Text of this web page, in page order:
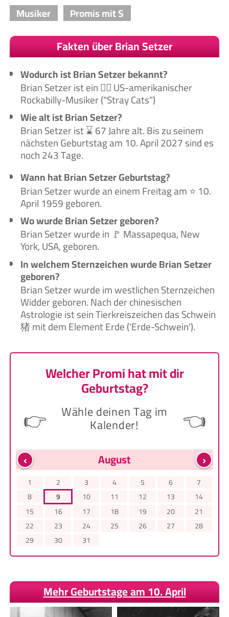
Musiker
Promis mit S
Fakten über Brian Setzer
Wodurch ist Brian Setzer bekannt?
Brian Setzer ist ein 🙋‍♂️ US-amerikanischer
Rockabilly-Musiker ("Stray Cats")
Wie alt ist Brian Setzer?
Brian Setzer ist ⌛ 67 Jahre alt. Bis zu seinem
nächsten Geburtstag am 10. April 2027 sind es
noch 243 Tage.
Wann hat Brian Setzer Geburtstag?
Brian Setzer wurde an einem Freitag am ⭐ 10.
April 1959 geboren.
Wo wurde Brian Setzer geboren?
Brian Setzer wurde in 🚩 Massapequa, New
York, USA, geboren.
In welchem Sternzeichen wurde Brian Setzer
geboren?
Brian Setzer wurde im westlichen Sternzeichen
Widder geboren. Nach der chinesischen
Astrologie ist sein Tierkreiszeichen das Schwein
猪 mit dem Element Erde ('Erde-Schwein').
Welcher Promi hat mit dir
Geburtstag?
👉 Wähle deinen Tag im
Kalender! 👈
‹ ›
August
1 2 3 4 5 6
7
8
9 10 11 12 13
14
15
16 17 18 19 20
21
22
23 24 25 26 27
28
29
30 31
Mehr Geburtstage am 10. April